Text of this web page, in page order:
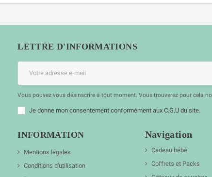
LETTRE D'INFORMATIONS
Vous pouvez vous désinscrire à tout moment. Vous trouverez pour cela
Je donne mon consentement conformément aux C.G.U du site.
INFORMATION
Mentions légales
Conditions d'utilisation
Navigation
Cadeau bébé
Coffrets et Packs